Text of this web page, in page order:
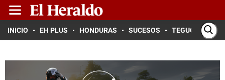
INICIO EH PLUS HONDURAS SUCESOS TEGUCIGALPA